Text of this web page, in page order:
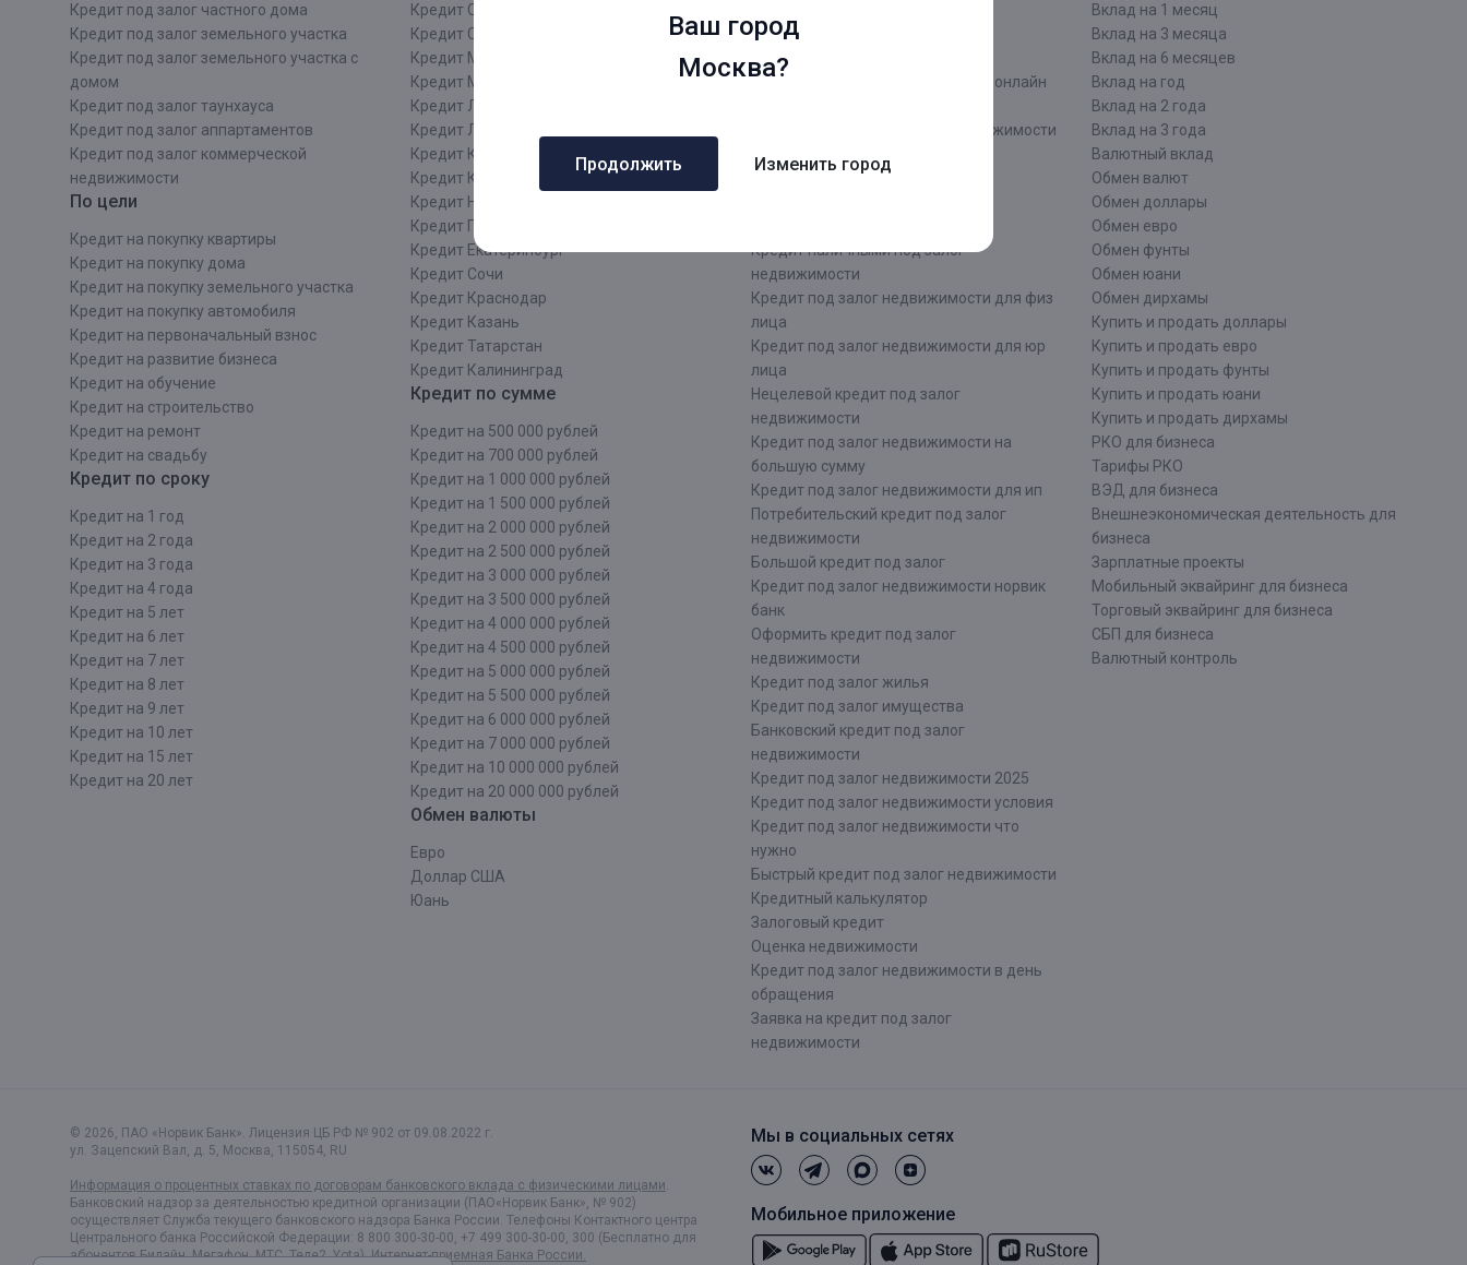
Ваш город
Москва?
Продолжить Изменить город
Кредит под залог частного дома
Кредит под залог земельного участка
Кредит под залог земельного участка с
домом
Кредит под залог таунхауса
Кредит под залог аппартаментов
Кредит под залог коммерческой
недвижимости
По цели
Кредит на покупку квартиры
Кредит на покупку дома
Кредит на покупку земельного участка
Кредит на покупку автомобиля
Кредит на первоначальный взнос
Кредит на развитие бизнеса
Кредит на обучение
Кредит на строительcтво
Кредит на ремонт
Кредит на свадьбу
Кредит по сроку
Кредит на 1 год
Кредит на 2 года
Кредит на 3 года
Кредит на 4 года
Кредит на 5 лет
Кредит на 6 лет
Кредит на 7 лет
Кредит на 8 лет
Кредит на 9 лет
Кредит на 10 лет
Кредит на 15 лет
Кредит на 20 лет
Кредит Санкт - Петербург
Кредит СПБ
Кредит Московская область
Кредит МО
Кредит Ленинградская область
Кредит ЛО
Кредит Киров
Кредит Кировская область
Кредит Нижний Новгород
Кредит Пермь
Кредит Екатеринбург
Кредит Сочи
Кредит Краснодар
Кредит Казань
Кредит Татарстан
Кредит Калининград
Кредит по сумме
Кредит на 500 000 рублей
Кредит на 700 000 рублей
Кредит на 1 000 000 рублей
Кредит на 1 500 000 рублей
Кредит на 2 000 000 рублей
Кредит на 2 500 000 рублей
Кредит на 3 000 000 рублей
Кредит на 3 500 000 рублей
Кредит на 4 000 000 рублей
Кредит на 4 500 000 рублей
Кредит на 5 000 000 рублей
Кредит на 5 500 000 рублей
Кредит на 6 000 000 рублей
Кредит на 7 000 000 рублей
Кредит на 10 000 000 рублей
Кредит на 20 000 000 рублей
Обмен валюты
Евро
Доллар США
Юань
Рефинансирование под залог
недвижимости
Кредит под залог недвижимости онлайн
Срочный кредит под залог недвижимости
Оформить кредит под залог
Кредит наличными под залог
недвижимости
Кредит под залог недвижимости для физ
лица
Кредит под залог недвижимости для юр
лица
Нецелевой кредит под залог
недвижимости
Кредит под залог недвижимости на
большую сумму
Кредит под залог недвижимости для ип
Потребительский кредит под залог
недвижимости
Большой кредит под залог
Кредит под залог недвижимости норвик
банк
Оформить кредит под залог
недвижимости
Кредит под залог жилья
Кредит под залог имущества
Банковский кредит под залог
недвижимости
Кредит под залог недвижимости 2025
Кредит под залог недвижимости условия
Кредит под залог недвижимости что
нужно
Быстрый кредит под залог недвижимости
Кредитный калькулятор
Залоговый кредит
Оценка недвижимости
Кредит под залог недвижимости в день
обращения
Заявка на кредит под залог
недвижимости
Вклад на 1 месяц
Вклад на 3 месяца
Вклад на 6 месяцев
Вклад на год
Вклад на 2 года
Вклад на 3 года
Валютный вклад
Обмен валют
Обмен доллары
Обмен евро
Обмен фунты
Обмен юани
Обмен дирхамы
Купить и продать доллары
Купить и продать евро
Купить и продать фунты
Купить и продать юани
Купить и продать дирхамы
РКО для бизнеса
Тарифы РКО
ВЭД для бизнеса
Внешнеэкономическая деятельность для
бизнеса
Зарплатные проекты
Мобильный эквайринг для бизнеса
Торговый эквайринг для бизнеса
СБП для бизнеса
Валютный контроль
© 2026, ПАО «Норвик Банк». Лицензия ЦБ РФ № 902 от 09.08.2022 г.
ул. Зацепский Вал, д. 5, Москва, 115054, RU
Информация о процентных ставках по договорам банковского вклада с физическими лицами.
Банковский надзор за деятельностью кредитной организации (ПАО«Норвик Банк», № 902)
осуществляет Служба текущего банковского надзора Банка России. Телефоны Контактного центра
Центрального банка Российской Федерации: 8 800 300-30-00, +7 499 300-30-00, 300 (Бесплатно для
абонентов Билайн, Мегафон, МТС, Теле2, Yota).Интернет-приемная Банка России.
Мы в социальных сетях
Мобильное приложение